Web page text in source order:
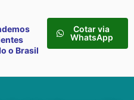
o Brasil
Cotar via
WhatsApp